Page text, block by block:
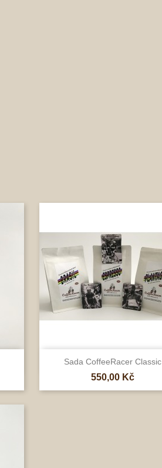
Sada CoffeeRacer Classic
Cena
550,00 Kč
Rychlý náhled